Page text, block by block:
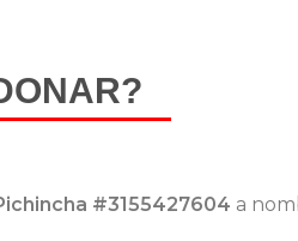
#3155427604 a